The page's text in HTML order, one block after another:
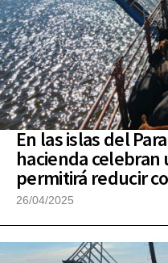
En las islas del
hacienda celebran
permitirá reducir
26/04/2025